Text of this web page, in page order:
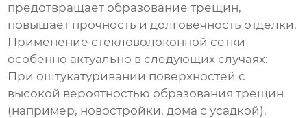
предотвращает образование трещин,
повышает прочность и долговечность отделки.
Применение стекловолоконной сетки
особенно актуально в следующих случаях:
При оштукатуривании поверхностей с
высокой вероятностью образования трещин
(например, новостройки, дома с усадкой).